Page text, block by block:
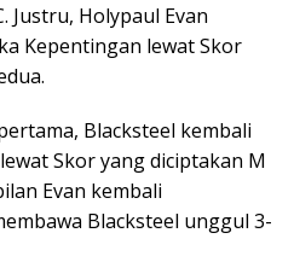
Justru, Holypaul Evan
Kepentingan lewat Skor
Blacksteel kembali
Skor yang diciptakan M
Evan kembali
Blacksteel unggul 3-